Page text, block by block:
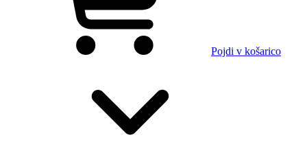
Pojdi v košarico